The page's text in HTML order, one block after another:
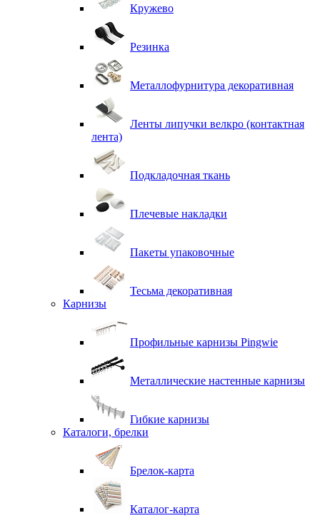
Кружево
Резинка
Металлофурнитура декоративная
Ленты липучки велкро (контактная
лента)
Подкладочная ткань
Плечевые накладки
Пакеты упаковочные
Тесьма декоративная
Карнизы
Профильные карнизы Pingwie
Металлические настенные карнизы
Гибкие карнизы
Каталоги, брелки
Брелок-карта
Каталог-карта